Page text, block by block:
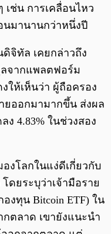
เช่น การเคลื่อนไหว
นมานานกว่าหนึ่งปี
ดิจิทัล เคยกล่าวถึง
จากแพลตฟอร์ม
งให้เห็นว่า ผู้ถือครอง
ายออกมามากขึ้น ส่งผล
4.83% ในช่วงสอง
งโลกในแง่ดีเกี่ยวกับ
ดยระบุว่าเจ้ามือราย
งทุน Bitcoin ETF) ใน
ตลาด เขายังแนะนำ